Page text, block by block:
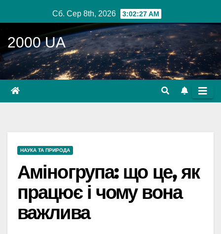
до
вмісту
Сб. Сер 8th, 2026 3:02:28 AM
2000 UA
НАУКА ТА ПРИРОДА
Аміногрупа: що це, як
працює і чому вона
важлива